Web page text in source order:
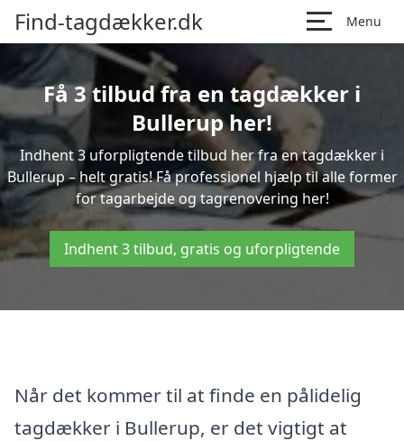
Find-tagdækker.dk Menu
Få 3 tilbud fra en tagdækker i
Bullerup her!
Indhent 3 uforpligtende tilbud her fra en tagdækker i
Bullerup – helt gratis! Få professionel hjælp til alle former
for tagarbejde og tagrenovering her!
Indhent 3 tilbud, gratis og uforpligtende
Når det kommer til at finde en pålidelig
tagdækker i Bullerup, er det vigtigt at